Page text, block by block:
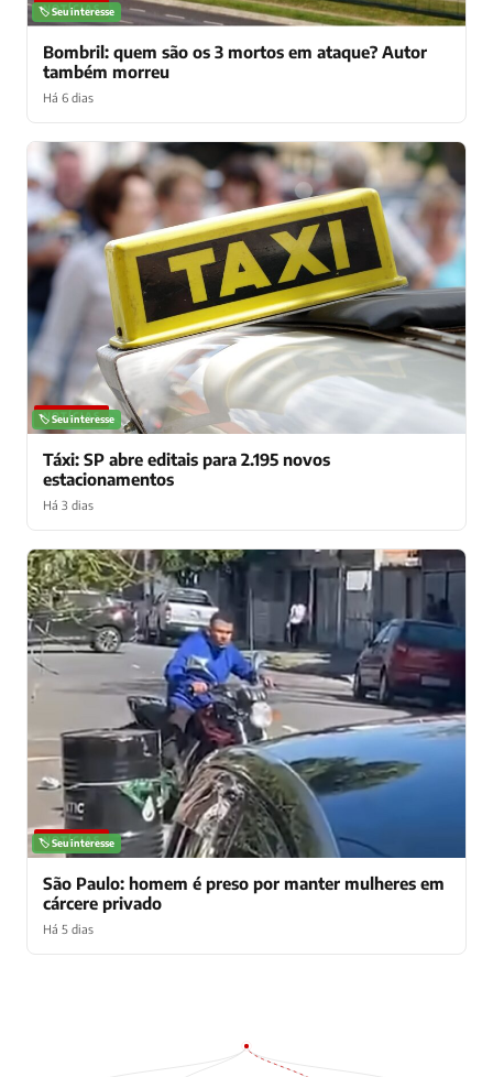
NOTÍCIAS
🏷️ Seu interesse
Bombril: quem são os 3 mortos em ataque? Autor
também morreu
Há 6 dias
NOTÍCIAS
🏷️ Seu interesse
Táxi: SP abre editais para 2.195 novos
estacionamentos
Há 3 dias
NOTÍCIAS
🏷️ Seu interesse
São Paulo: homem é preso por manter mulheres em
cárcere privado
Há 5 dias